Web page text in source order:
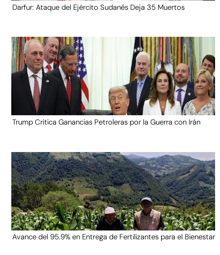
Darfur: Ataque del Ejército Sudanés Deja 35 Muertos
Trump Critica Ganancias Petroleras por la Guerra con Irán
Avance del 95.9% en Entrega de Fertilizantes para el Bienestar